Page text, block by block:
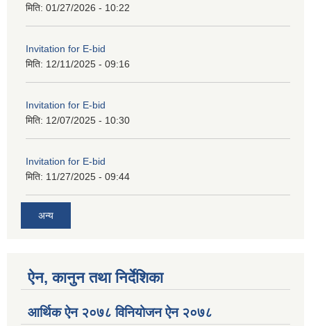
मिति: 01/27/2026 - 10:22
Invitation for E-bid
मिति: 12/11/2025 - 09:16
Invitation for E-bid
मिति: 12/07/2025 - 10:30
Invitation for E-bid
मिति: 11/27/2025 - 09:44
अन्य
ऐन, कानुन तथा निर्देशिका
आर्थिक ऐन २०७८ विनियोजन ऐन २०७८